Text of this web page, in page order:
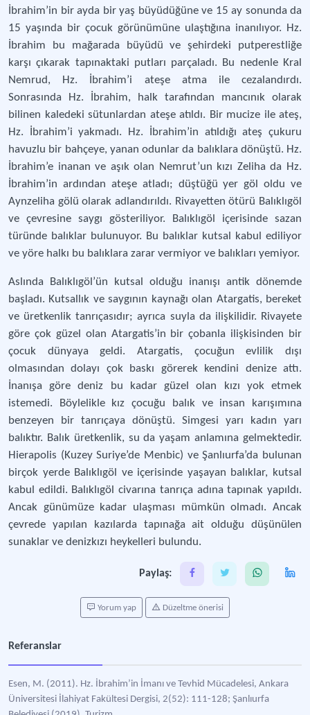
İbrahim’in bir ayda bir yaş büyüdüğüne ve 15 ay sonunda da
15 yaşında bir çocuk görünümüne ulaştığına inanılıyor. Hz.
İbrahim bu mağarada büyüdü ve şehirdeki putperestliğe
karşı çıkarak tapınaktaki putları parçaladı. Bu nedenle Kral
Nemrud, Hz. İbrahim’i ateşe atma ile cezalandırdı.
Sonrasında Hz. İbrahim, halk tarafından mancınık olarak
bilinen kaledeki sütunlardan ateşe atıldı. Bir mucize ile ateş,
Hz. İbrahim’i yakmadı. Hz. İbrahim’in atıldığı ateş çukuru
havuzlu bir bahçeye, yanan odunlar da balıklara dönüştü. Hz.
İbrahim’e inanan ve aşık olan Nemrut’un kızı Zeliha da Hz.
İbrahim’in ardından ateşe atladı; düştüğü yer göl oldu ve
Aynzeliha gölü olarak adlandırıldı. Rivayetten ötürü Balıklıgöl
ve çevresine saygı gösteriliyor. Balıklıgöl içerisinde sazan
türünde balıklar bulunuyor. Bu balıklar kutsal kabul ediliyor
ve yöre halkı bu balıklara zarar vermiyor ve balıkları yemiyor.
Aslında Balıklıgöl’ün kutsal olduğu inanışı antik dönemde
başladı. Kutsallık ve saygının kaynağı olan Atargatis, bereket
ve üretkenlik tanrıçasıdır; ayrıca suyla da ilişkilidir. Rivayete
göre çok güzel olan Atargatis’in bir çobanla ilişkisinden bir
çocuk dünyaya geldi. Atargatis, çocuğun evlilik dışı
olmasından dolayı çok baskı görerek kendini denize attı.
İnanışa göre deniz bu kadar güzel olan kızı yok etmek
istemedi. Böylelikle kız çocuğu balık ve insan karışımına
benzeyen bir tanrıçaya dönüştü. Simgesi yarı kadın yarı
balıktır. Balık üretkenlik, su da yaşam anlamına gelmektedir.
Hierapolis (Kuzey Suriye’de Menbic) ve Şanlıurfa’da bulunan
birçok yerde Balıklıgöl ve içerisinde yaşayan balıklar, kutsal
kabul edildi. Balıklıgöl civarına tanrıça adına tapınak yapıldı.
Ancak günümüze kadar ulaşması mümkün olmadı. Ancak
çevrede yapılan kazılarda tapınağa ait olduğu düşünülen
sunaklar ve denizkızı heykelleri bulundu.
Paylaş:
Yorum yap Düzeltme önerisi
Referanslar
Esen, M. (2011). Hz. İbrahim’in İmanı ve Tevhid Mücadelesi, Ankara
Üniversitesi İlahiyat Fakültesi Dergisi, 2(52): 111-128; Şanlıurfa